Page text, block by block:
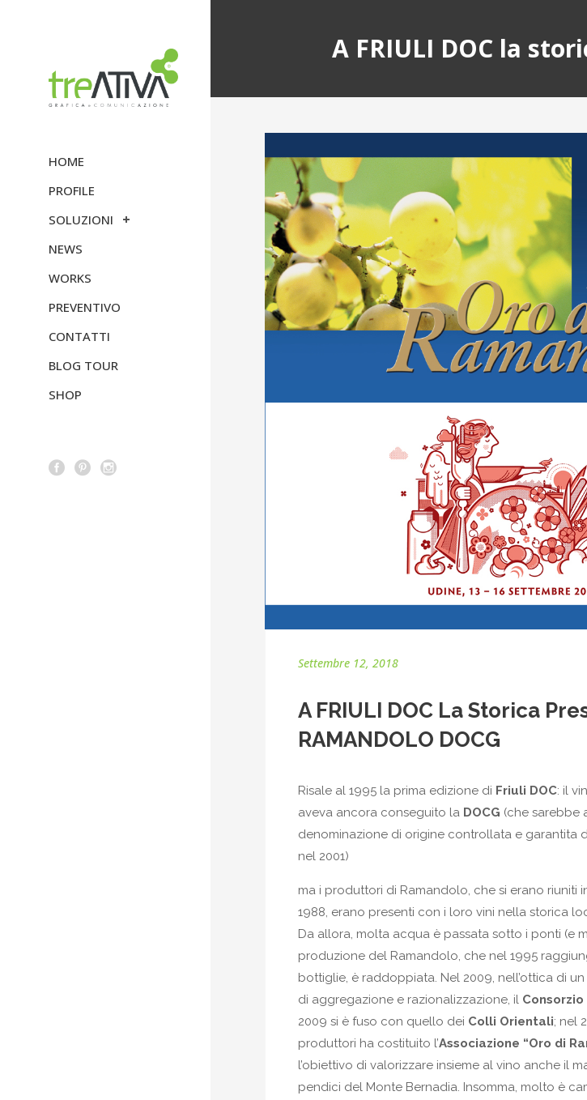
HOME
PROFILE
SOLUZIONI
NEWS
WORKS
PREVENTIVO
CONTATTI
BLOG TOUR
SHOP
A FRIULI DOC la
Settembre 12, 2018
A FRIULI DOC La Storica
RAMANDOLO DOCG
Risale al 1995 la prima edizione di Friuli DOC: il
aveva ancora conseguito la DOCG (che sarebbe
denominazione di origine controllata e garantita
nel 2001)
ma i produttori di Ramandolo, che si erano riuniti
1988, erano presenti con i loro vini nella storica
Da allora, molta acqua è passata sotto i ponti (e
produzione del Ramandolo, che nel 1995
bottiglie, è raddoppiata. Nel 2009, nell’ottica di
di aggregazione e razionalizzazione, il
2009 si è fuso con quello dei Colli Orientali; nel
produttori ha costituito l’Associazione “Oro di
l’obiettivo di valorizzare insieme al vino anche il
pendici del Monte Bernadia. Insomma, molto è